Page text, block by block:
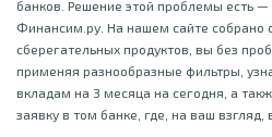
банков. Решение этой проблемы есть
Финансим.ру. На нашем сайте собрано
сберегательных продуктов, вы без
применяя разнообразные фильтры,
вкладам на 3 месяца на сегодня, а
заявку в том банке, где, на ваш взгляд,